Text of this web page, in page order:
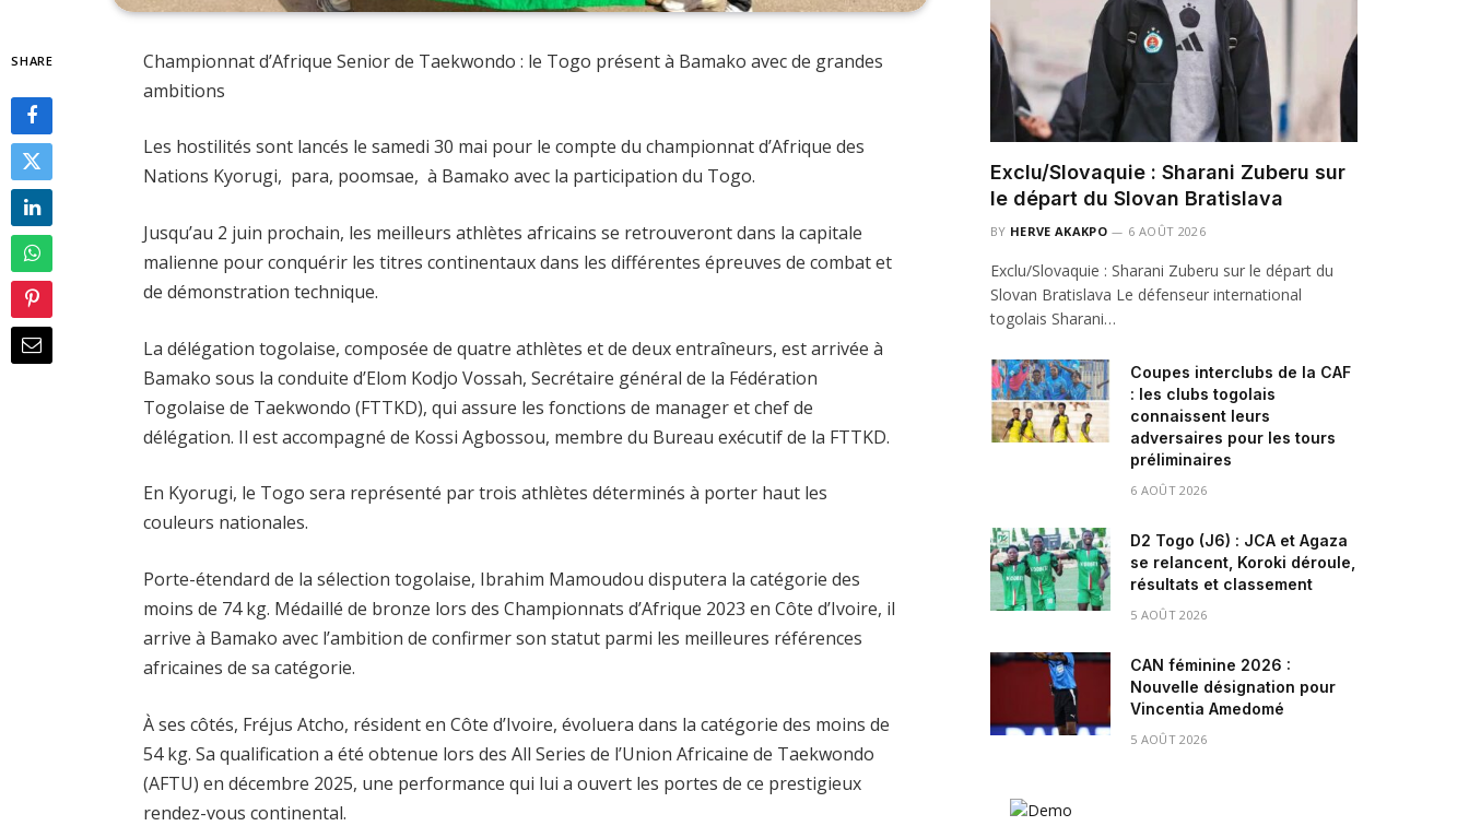
SHARE
Championnat d’Afrique Senior de Taekwondo : le Togo présent à Bamako avec de grandes
ambitions
Les hostilités sont lancés le samedi 30 mai pour le compte du championnat d’Afrique des
Nations Kyorugi, para, poomsae, à Bamako avec la participation du Togo.
Jusqu’au 2 juin prochain, les meilleurs athlètes africains se retrouveront dans la capitale
malienne pour conquérir les titres continentaux dans les différentes épreuves de combat et
de démonstration technique.
La délégation togolaise, composée de quatre athlètes et de deux entraîneurs, est arrivée à
Bamako sous la conduite d’Elom Kodjo Vossah, Secrétaire général de la Fédération
Togolaise de Taekwondo (FTTKD), qui assure les fonctions de manager et chef de
délégation. Il est accompagné de Kossi Agbossou, membre du Bureau exécutif de la FTTKD.
En Kyorugi, le Togo sera représenté par trois athlètes déterminés à porter haut les
couleurs nationales.
Porte-étendard de la sélection togolaise, Ibrahim Mamoudou disputera la catégorie des
moins de 74 kg. Médaillé de bronze lors des Championnats d’Afrique 2023 en Côte d’Ivoire, il
arrive à Bamako avec l’ambition de confirmer son statut parmi les meilleures références
africaines de sa catégorie.
À ses côtés, Fréjus Atcho, résident en Côte d’Ivoire, évoluera dans la catégorie des moins de
54 kg. Sa qualification a été obtenue lors des All Series de l’Union Africaine de Taekwondo
(AFTU) en décembre 2025, une performance qui lui a ouvert les portes de ce prestigieux
rendez-vous continental.
Exclu/Slovaquie : Sharani Zuberu sur
le départ du Slovan Bratislava
BY HERVE AKAKPO 6 AOÛT 2026
Exclu/Slovaquie : Sharani Zuberu sur le départ du
Slovan Bratislava Le défenseur international
togolais Sharani…
Coupes interclubs de la CAF
: les clubs togolais
connaissent leurs
adversaires pour les tours
préliminaires
6 AOÛT 2026
D2 Togo (J6) : JCA et Agaza
se relancent, Koroki déroule,
résultats et classement
5 AOÛT 2026
CAN féminine 2026 :
Nouvelle désignation pour
Vincentia Amedomé
5 AOÛT 2026